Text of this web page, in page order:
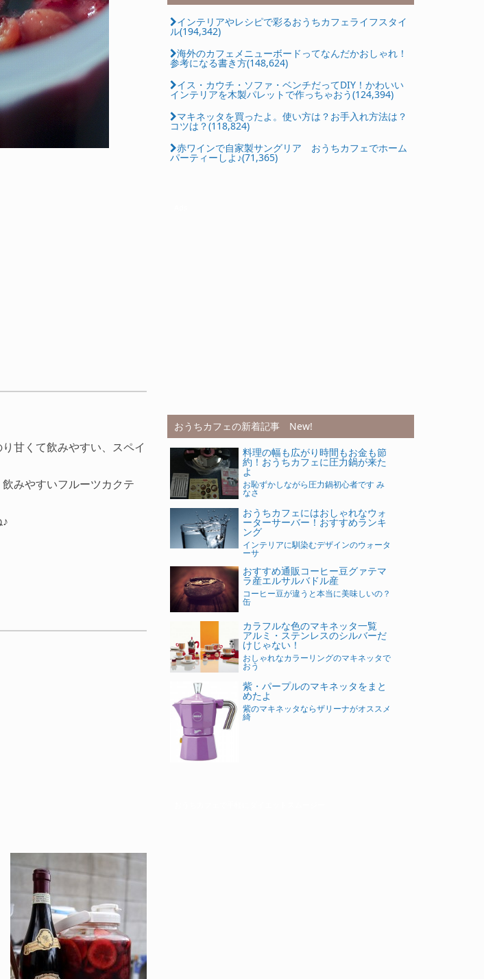
甘くて飲みやすい、スペイ
みやすいフルーツカクテ
インテリアやレシピで彩るおうちカフェライフスタイ
ル(194,342)
海外のカフェメニューボードってなんだかおしゃれ！
参考になる書き方(148,624)
イス・カウチ・ソファ・ベンチだってDIY！かわいい
インテリアを木製パレットで作っちゃおう(124,394)
マキネッタを買ったよ。使い方は？お手入れ方法は？
コツは？(118,824)
赤ワインで自家製サングリア おうちカフェでホーム
パーティーしよ♪(71,365)
おうちカフェの新着記事 New!
料理の幅も広がり時間もお金も節
約！おうちカフェに圧力鍋が来た
よ
お恥ずかしながら圧力鍋初心者です み
なさ
おうちカフェにはおしゃれなウォ
ーターサーバー！おすすめランキ
ング
インテリアに馴染むデザインのウォータ
ーサ
おすすめ通販コーヒー豆グァテマ
ラ産エルサルバドル産
コーヒー豆が違うと本当に美味しいの？
缶
カラフルな色のマキネッタ一覧
アルミ・ステンレスのシルバーだ
けじゃない！
おしゃれなカラーリングのマキネッタで
おう
紫・パープルのマキネッタをまと
めたよ
紫のマキネッタならザリーナがオススメ
綺